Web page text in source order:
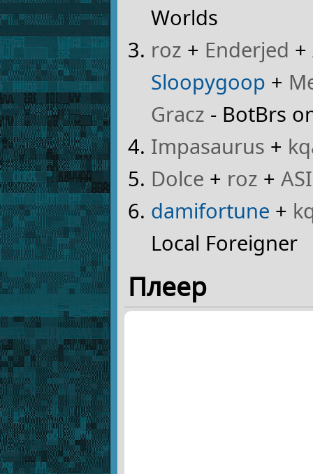
Worlds
roz + Enderjed +
Sloopygoop +
Gracz - BotBrs
Impasaurus +
Dolce + roz +
damifortune +
Local Foreigner
Плеер